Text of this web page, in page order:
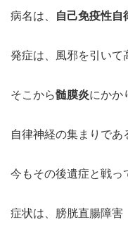
病名は、 自己免疫性自
発症は、風邪を引いて
そこから髄膜炎にかか
自律神経の集まりであ
今もその後遺症と戦っ
症状は、膀胱直腸障害